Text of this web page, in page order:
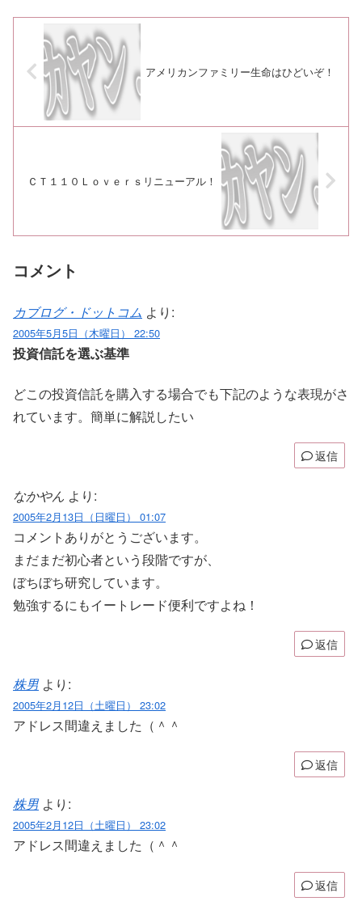
アメリカンファミリー生命はひどいぞ！
ＣＴ１１０Ｌｏｖｅｒｓリニューアル！
コメント
カブログ・ドットコム より:
2005年5月5日（木曜日） 22:50
投資信託を選ぶ基準
どこの投資信託を購入する場合でも下記のような表現がさ
れています。簡単に解説したい
返信
なかやん より:
2005年2月13日（日曜日） 01:07
コメントありがとうございます。
まだまだ初心者という段階ですが、
ぼちぼち研究しています。
勉強するにもイートレード便利ですよね！
返信
株男 より:
2005年2月12日（土曜日） 23:02
アドレス間違えました（＾＾
返信
株男 より:
2005年2月12日（土曜日） 23:02
アドレス間違えました（＾＾
返信